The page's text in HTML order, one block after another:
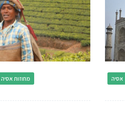
מחוזות אסיה אסיה